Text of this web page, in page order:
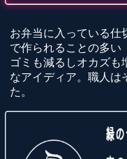
お弁当に入っている仕
で作られることの多い
ゴミも減るしオカズも
なアイディア。職人は
た。